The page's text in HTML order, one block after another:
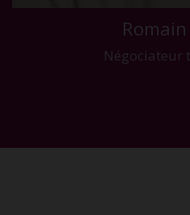
Romain
Négociateur